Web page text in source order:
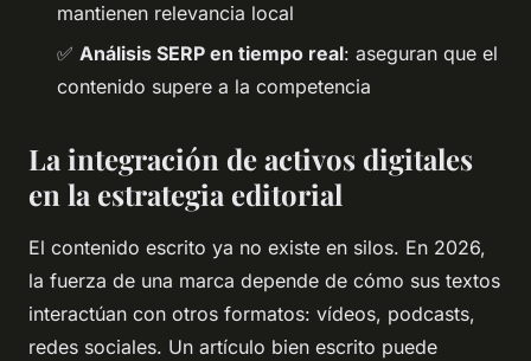
mantienen relevancia local
✅ Análisis SERP en tiempo real: aseguran que el
contenido supere a la competencia
La integración de activos digitales
en la estrategia editorial
El contenido escrito ya no existe en silos. En 2026,
la fuerza de una marca depende de cómo sus textos
interactúan con otros formatos: vídeos, podcasts,
redes sociales. Un artículo bien escrito puede